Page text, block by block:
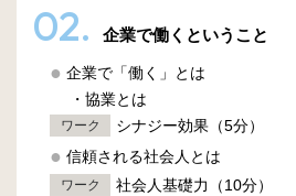
02. 企業で働くということ
企業で「働く」とは
・協業とは
ワーク
シナジー効果（5分）
信頼される社会人とは
ワーク
社会人基礎力（10分）